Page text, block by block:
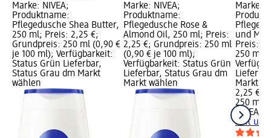
Marke: NIVEA;
Produktname:
Pflegedusche Shea Butter,
250 ml; Preis: 2,25 €;
Grundpreis: 250 ml (0,90 €
je 100 ml); Verfügbarkeit:
Status Grün Lieferbar,
Status Grau dm Markt
wählen
Marke: NIVEA;
Produktname:
Pflegedusche Rose &
Almond Oil, 250 ml; Preis:
2,25 €; Grundpreis: 250 ml
(0,90 € je 100 ml);
Verfügbarkeit: Status Grün
Lieferbar, Status Grau dm
Markt wählen
Marke:
und
Preis:
250 ml
Markt
2,25 €
250 ml
NIVEA
Soft